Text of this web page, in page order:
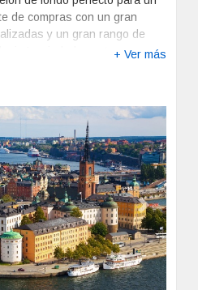
parques permiten
de compras con un gran
y un gran rango de
culturales, como
de Noruega o el Museo de
Parque Familiar
50 actividades y atracciones
+ Ver más
Next